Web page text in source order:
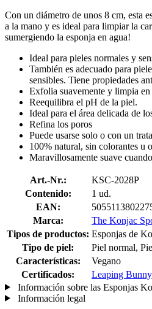
Con un diámetro de unos 8 cm, esta
a la mano y es ideal para limpiar la
sumergiendo la esponja en agua!
Ideal para pieles normales y
También es adecuado para
sensibles. Tiene propiedades
Exfolia suavemente y limpia
Reequilibra el pH de la piel.
Ideal para el área delicada de
Refina los poros
Puede usarse solo o con un
100% natural, sin colorantes u
Maravillosamente suave
Art.-Nr.:
KSC-2028P
Contenido:
1 ud.
EAN:
Marca:
The Konjac
Tipos de productos: Esponjas de
Tipo de piel:
Piel normal,
Características:
Vegano
Certificados:
Leaping Bunny
Información sobre las Esponjas
Información legal